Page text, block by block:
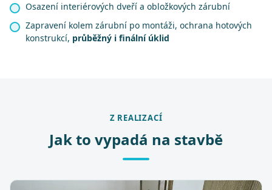
Osazení interiérových dveří a obložkových zárubní
Zapravení kolem zárubní po montáži, ochrana hotových
konstrukcí, průběžný i finální úklid
Z REALIZACÍ
Jak to vypadá na stavbě